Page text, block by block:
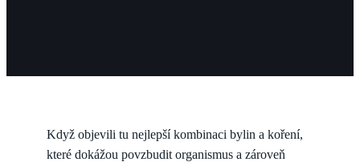
Když objevili tu nejlepší kombinaci bylin a koření,
které dokážou povzbudit organismus a zároveň